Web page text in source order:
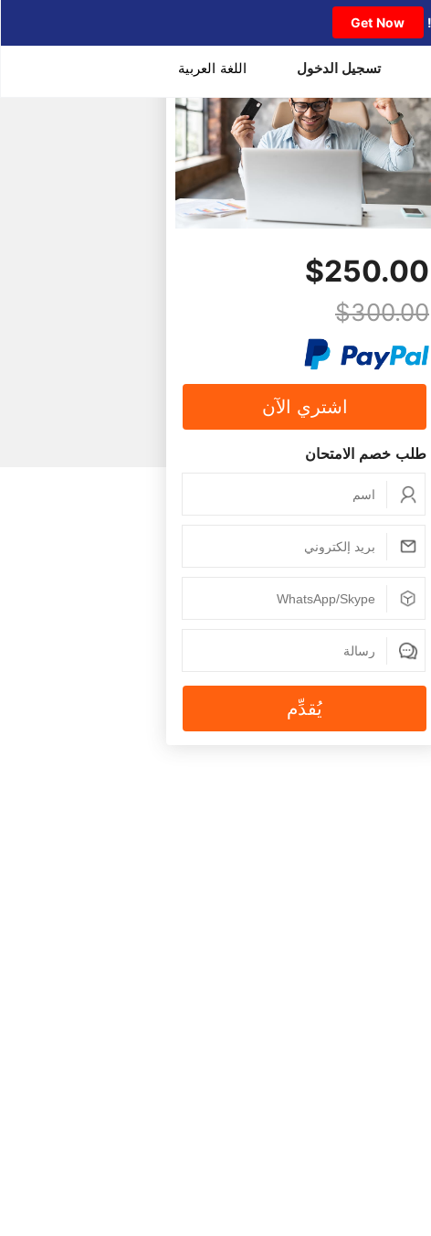
Get Now
تسجيل الدخول اللغة العربية
$250.00
$300.00
اشتري الآن
طلب خصم الامتحان
يُقدِّم